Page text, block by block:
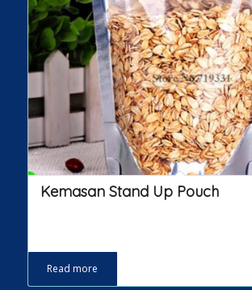
Kemasan Stand Up Pouch
Read more